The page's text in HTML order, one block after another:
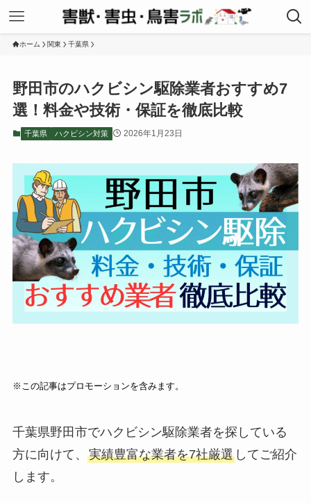
ホーム 関東 千葉県
野田市のハクビシン駆除業者おすすめ7
選！料金や技術・保証を徹底比較
千葉県 ハクビシン対策 2026年1月23日
※この記事はプロモーションを含みます。
千葉県野田市でハクビシン駆除業者を探している
方に向けて、 実績豊富な業者を7社厳選してご紹介
します。